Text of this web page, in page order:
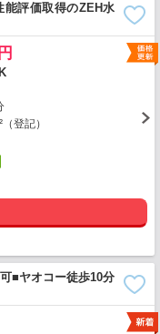
評価取得のZEH水
登記）
■ヤオコー徒歩10分